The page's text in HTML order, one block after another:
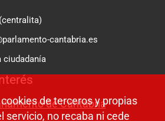
cantabria.es
ciudadanía
de Cantabria
de terceros y propias
servicio, no recaba ni cede